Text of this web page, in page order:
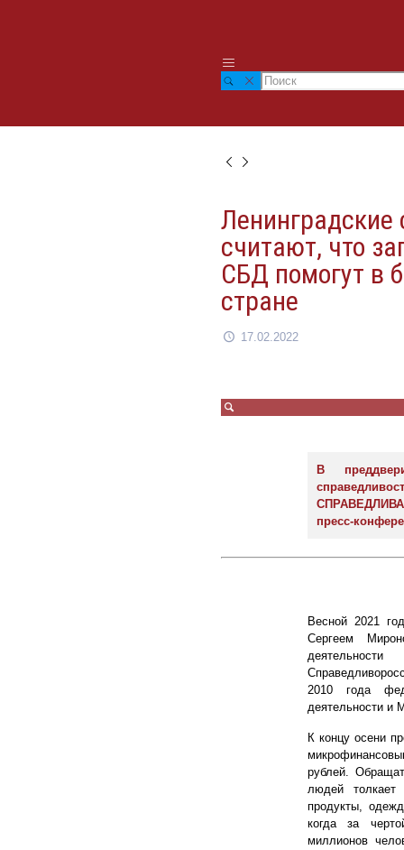
считают, что
СБД помогут в
стране
17.02.2022
В
пресс-
Весной 2021
Сергеем
2010 года
деятельности и
К концу осени
рублей.
людей
продукты,
когда за
миллионов